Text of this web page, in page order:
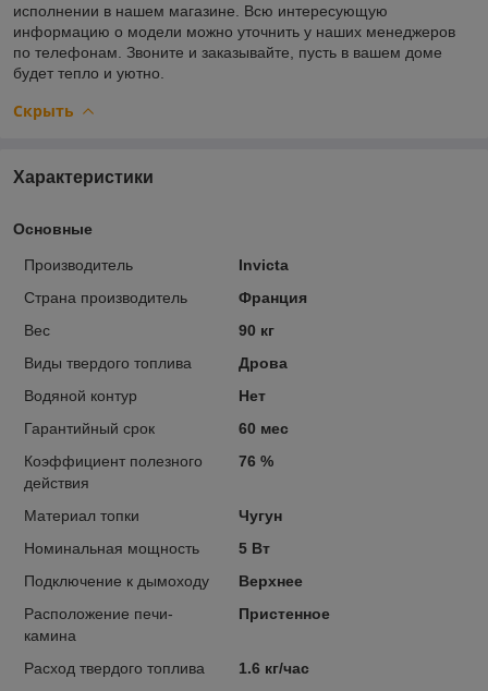
исполнении в нашем магазине. Всю интересующую
информацию о модели можно уточнить у наших менеджеров
по телефонам. Звоните и заказывайте, пусть в вашем доме
будет тепло и уютно.
Скрыть
Характеристики
Основные
Производитель
Invicta
Страна производитель
Франция
Вес
90 кг
Виды твердого топлива
Дрова
Водяной контур
Нет
Гарантийный срок
60 мес
Коэффициент полезного
действия
76 %
Материал топки
Чугун
Номинальная мощность
5 Вт
Подключение к дымоходу
Верхнее
Расположение печи-
камина
Пристенное
Расход твердого топлива 1.6 кг/час